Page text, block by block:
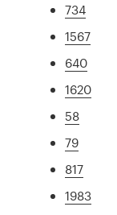
734
1567
640
1620
58
79
817
1983